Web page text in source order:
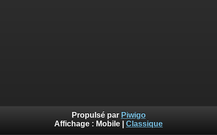
Propulsé par Piwigo
Affichage : Mobile Classique